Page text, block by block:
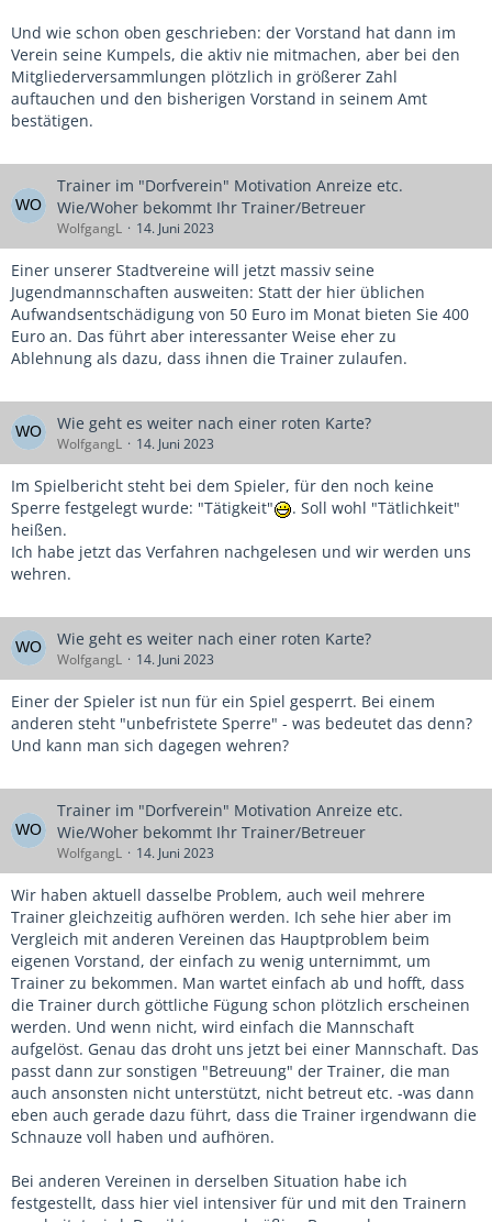
Und wie schon oben geschrieben: der Vorstand hat dann im
Verein seine Kumpels, die aktiv nie mitmachen, aber bei den
Mitgliederversammlungen plötzlich in größerer Zahl
auftauchen und den bisherigen Vorstand in seinem Amt
bestätigen.
Trainer im "Dorfverein" Motivation Anreize etc.
Wie/Woher bekommt Ihr Trainer/Betreuer
WolfgangL 14. Juni 2023
Einer unserer Stadtvereine will jetzt massiv seine
Jugendmannschaften ausweiten: Statt der hier üblichen
Aufwandsentschädigung von 50 Euro im Monat bieten Sie 400
Euro an. Das führt aber interessanter Weise eher zu
Ablehnung als dazu, dass ihnen die Trainer zulaufen.
Wie geht es weiter nach einer roten Karte?
WolfgangL 14. Juni 2023
Im Spielbericht steht bei dem Spieler, für den noch keine
Sperre festgelegt wurde: "Tätigkeit"
. Soll wohl "Tätlichkeit"
heißen.
Ich habe jetzt das Verfahren nachgelesen und wir werden uns
wehren.
Wie geht es weiter nach einer roten Karte?
WolfgangL 14. Juni 2023
Einer der Spieler ist nun für ein Spiel gesperrt. Bei einem
anderen steht "unbefristete Sperre" - was bedeutet das denn?
Und kann man sich dagegen wehren?
Trainer im "Dorfverein" Motivation Anreize etc.
Wie/Woher bekommt Ihr Trainer/Betreuer
WolfgangL 14. Juni 2023
Wir haben aktuell dasselbe Problem, auch weil mehrere
Trainer gleichzeitig aufhören werden. Ich sehe hier aber im
Vergleich mit anderen Vereinen das Hauptproblem beim
eigenen Vorstand, der einfach zu wenig unternimmt, um
Trainer zu bekommen. Man wartet einfach ab und hofft, dass
die Trainer durch göttliche Fügung schon plötzlich erscheinen
werden. Und wenn nicht, wird einfach die Mannschaft
aufgelöst. Genau das droht uns jetzt bei einer Mannschaft. Das
passt dann zur sonstigen "Betreuung" der Trainer, die man
auch ansonsten nicht unterstützt, nicht betreut etc. -was dann
eben auch gerade dazu führt, dass die Trainer irgendwann die
Schnauze voll haben und aufhören.
Bei anderen Vereinen in derselben Situation habe ich
festgestellt, dass hier viel intensiver für und mit den Trainern